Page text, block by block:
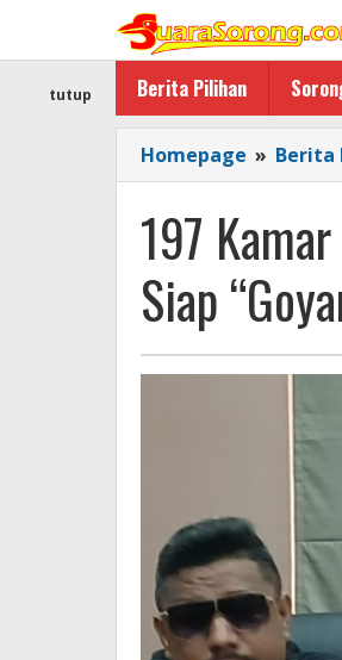
Berita Pilihan
tutup
Homepage » Berita
197
Siap